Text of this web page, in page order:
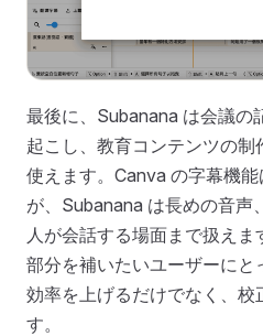
最後に、Subanana は会議の
起こし、教育コンテンツの
使えます。Canva の字幕機
が、Subanana は長めの音声
人が会話する場面まで扱え
部分を補いたいユーザーに
効率を上げるだけでなく、校
す。